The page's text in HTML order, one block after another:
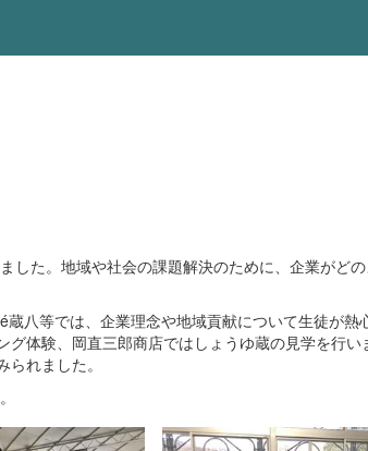
た。地域や社会の課題解決のために、企業がど
八等では、企業理念や地域貢献について生徒が
体験、岡直三郎商店ではしょうゆ蔵の見学を行
れました。